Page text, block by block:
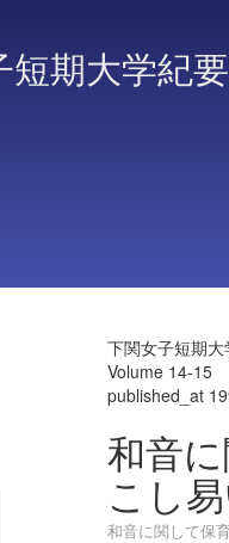
短期大学紀要
下関女子短期大
Volume 14-15
published_at
和音
こし
和音に関して保